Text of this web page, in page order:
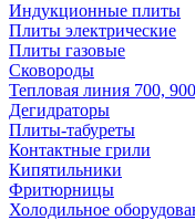
Индукционные плиты
Плиты электрические
Плиты газовые
Сковороды
Тепловая линия 700, 900
Дегидраторы
Плиты-табуреты
Контактные грили
Кипятильники
Фритюрницы
Холодильное